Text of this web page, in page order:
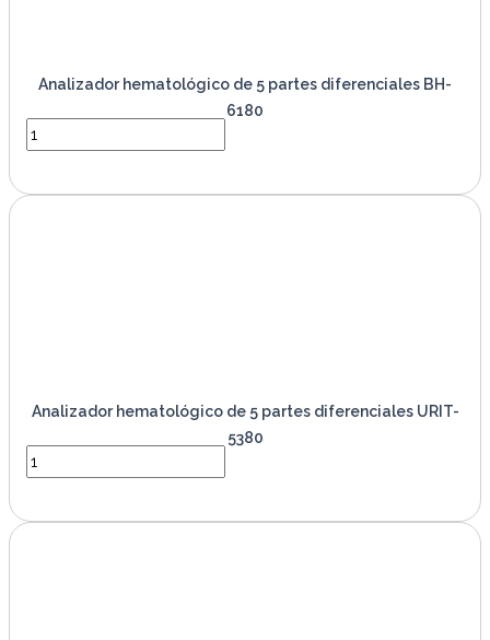
Analizador hematológico de 5 partes diferenciales BH-
6180
Analizador hematológico de 5 partes diferenciales URIT-
5380